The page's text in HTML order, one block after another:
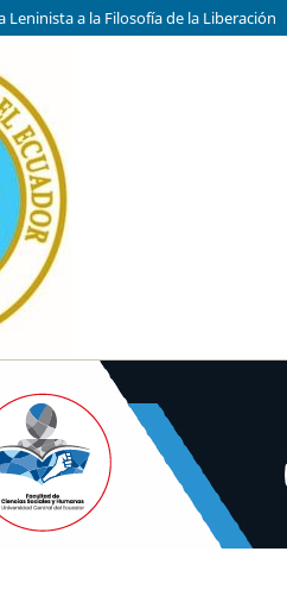
a la Filosofía de la Liberación